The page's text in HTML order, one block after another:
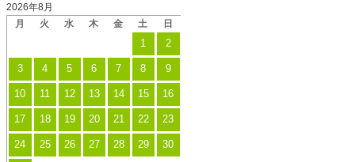
2026年8月
月
火 水 木 金 土 日
1 2
3 4 5 6 7 8 9
10 11 12 13 14 15 16
17 18 19 20 21 22 23
24 25 26 27 28 29 30
座
[eco
ッ
ズ
～
エ
コ